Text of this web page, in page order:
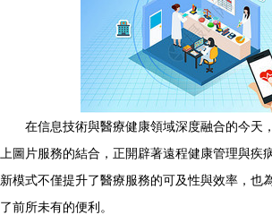
在信息技術與醫療健康領域深度融合的今天
上圖片服務的結合，正開辟著遠程健康管理與疾
新模式不僅提升了醫療服務的可及性與效率，也
了前所未有的便利。